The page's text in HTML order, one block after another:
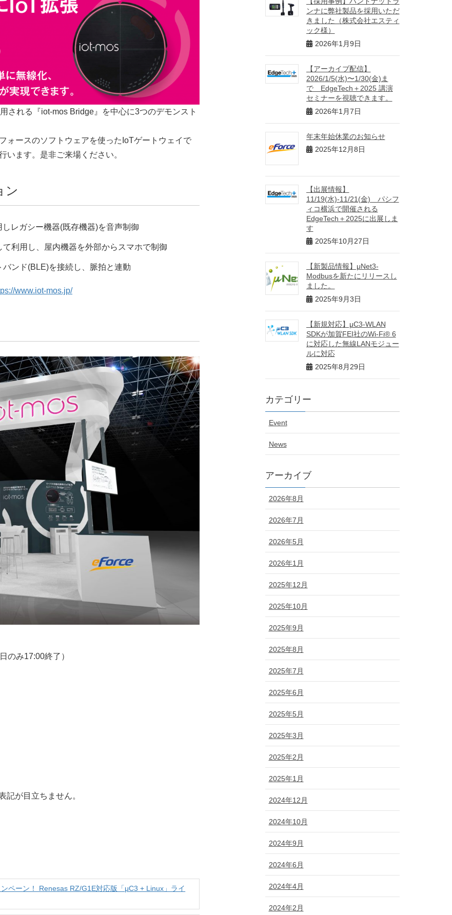
される『iot-mos Bridge』を中心に3つのデモンスト
ォースのソフトウェアを使ったIoTゲートウェイで
います。是非ご来場ください。
ン
レガシー機器(既存機器)を音声制御
利用し、屋内機器を外部からスマホで制御
バンド(BLE)を接続し、脈拍と連動
www.iot-mos.jp/
のみ17:00終了）
が目立ちません。
ペーン！ Renesas RZ/G1E対応版「μC3 + Linux」ライ
ンナに弊社製品を採用いただ
きました（株式会社エスティ
ック様）
2026年1月9日
【アーカイブ配信】
2026/1/5(水)〜1/30(金)ま
で EdgeTech＋2025 講演
セミナーを視聴できます。
2026年1月7日
年末年始休業のお知らせ
2025年12月8日
【出展情報】
11/19(水)-11/21(金) パシフ
ィコ横浜で開催される
EdgeTech＋2025に出展しま
す
2025年10月27日
【新製品情報】μNet3-
Modbusを新たにリリースし
ました。
2025年9月3日
【新規対応】μC3-WLAN
SDKが加賀FEI社のWi-Fi® 6
に対応した無線LANモジュー
ルに対応
2025年8月29日
カテゴリー
Event
News
アーカイブ
2026年8月
2026年7月
2026年5月
2026年1月
2025年12月
2025年10月
2025年9月
2025年8月
2025年7月
2025年6月
2025年5月
2025年3月
2025年2月
2025年1月
2024年12月
2024年10月
2024年9月
2024年6月
2024年4月
2024年2月